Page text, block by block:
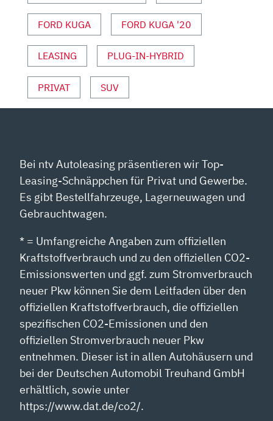
AUTO
MOTOR
SPORT“
VON
YOUTUBE
ANZEIGEN
FORD KUGA FORD KUGA '20
LEASING PLUG-IN-HYBRID
PRIVAT SUV
Bei ntv Autoleasing präsentieren wir Top-
Leasing-Schnäppchen für Privat und Gewerbe.
Es gibt Bestellfahrzeuge, Lagerneuwagen und
Gebrauchtwagen.
* = Umfangreiche Angaben zum offiziellen
Kraftstoffverbrauch und zu den offiziellen CO2-
Emissionswerten und ggf. zum Stromverbrauch
neuer Pkw können Sie dem Leitfaden über den
offiziellen Kraftstoffverbrauch, die offiziellen
spezifischen CO2-Emissionen und den
offiziellen Stromverbrauch neuer Pkw
entnehmen. Dieser ist in allen Autohäusern und
bei der Deutschen Automobil Treuhand GmbH
erhältlich, sowie unter
https://www.dat.de/co2/.